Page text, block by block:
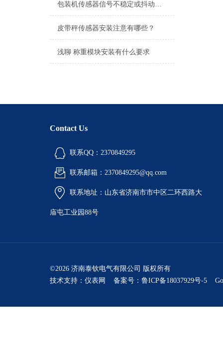
包装机传感器信号不稳定或抖动的处理方法
皮带秤传感器安装注意有哪些？
浅聊 称重模块安装有什么要求
Contact Us
联系QQ：2370849295
联系邮箱：2370849295@qq.com
联系地址：山东省济南市市中区二环西路大
庙屯工业园88号
©2026 济南泰钦电气有限公司 版权所有
技术支持： 仪表网 备案号：鲁ICP备18037929号-5